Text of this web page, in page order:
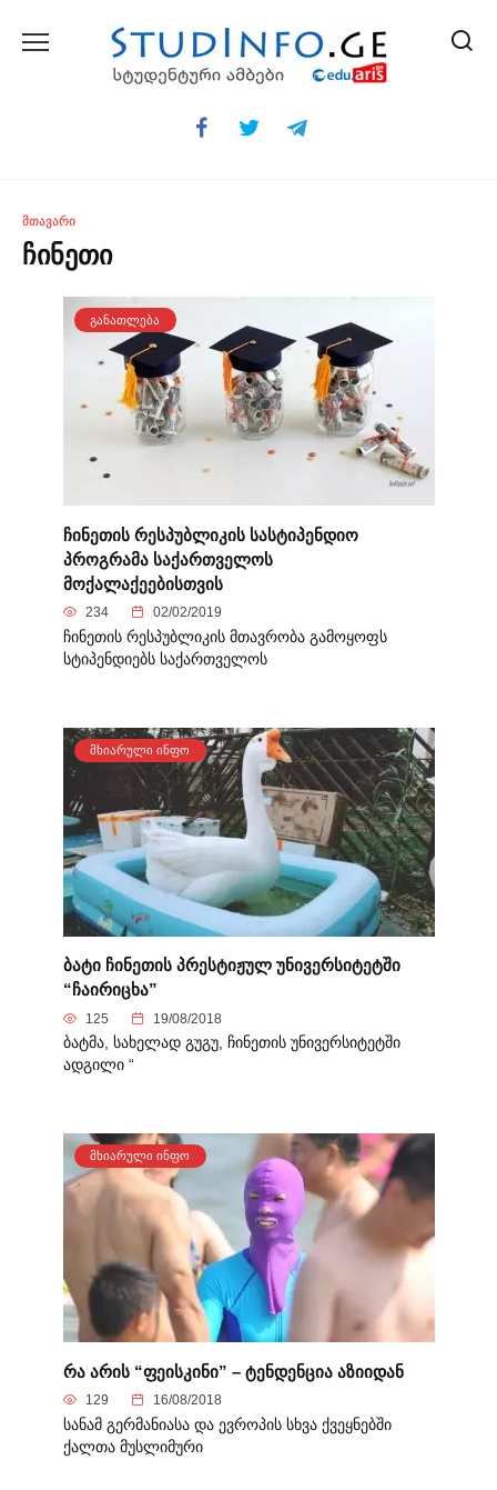
ᲛᲗᲐᲕᲐᲠᲘ
ჩინეთი
ᲒᲐᲜᲐᲗᲚᲔᲑᲐ
ჩინეთის რესპუბლიკის სასტიპენდიო
პროგრამა საქართველოს
მოქალაქეებისთვის
234 02/02/2019
ჩინეთის რესპუბლიკის მთავრობა გამოყოფს
სტიპენდიებს საქართველოს
ᲛᲮᲘᲐᲠᲣᲚᲘ ᲘᲜᲤᲝ
ბატი ჩინეთის პრესტიჟულ უნივერსიტეტში
“ჩაირიცხა”
125 19/08/2018
ბატმა, სახელად გუგუ, ჩინეთის უნივერსიტეტში
ადგილი “
ᲛᲮᲘᲐᲠᲣᲚᲘ ᲘᲜᲤᲝ
რა არის “ფეისკინი” – ტენდენცია აზიიდან
129 16/08/2018
სანამ გერმანიასა და ევროპის სხვა ქვეყნებში
ქალთა მუსლიმური